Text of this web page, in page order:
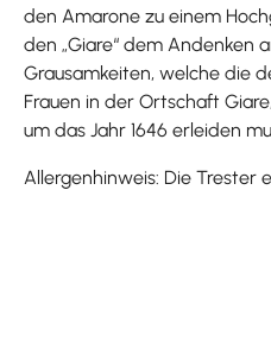
den Amarone zu einem
den „Giare“ dem Andenken
Grausamkeiten, welche die
Frauen in der Ortschaft
um das Jahr 1646 erleiden
Allergenhinweis: Die Trester